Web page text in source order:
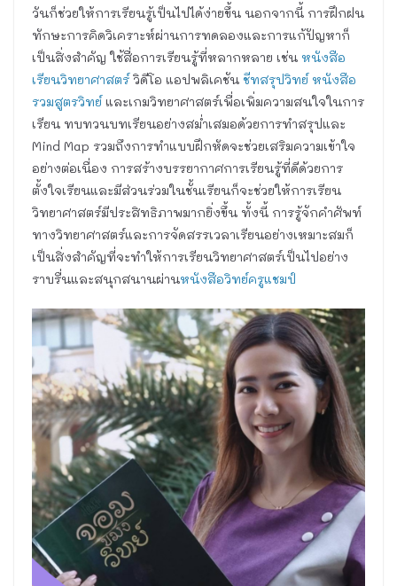
วันก็ช่วยให้การเรียนรู้เป็นไปได้ง่ายขึ้น นอกจากนี้ การฝึกฝน
ทักษะการคิดวิเคราะห์ผ่านการทดลองและการแก้ปัญหาก็
เป็นสิ่งสำคัญ ใช้สื่อการเรียนรู้ที่หลากหลาย เช่น หนังสือ
เรียนวิทยาศาสตร์วิดีโอ แอปพลิเคชัน ชีทสรุปวิทย์ หนังสือ
รวมสูตรวิทย์และเกมวิทยาศาสตร์เพื่อเพิ่มความสนใจในการ
เรียน ทบทวนบทเรียนอย่างสม่ำเสมอด้วยการทำสรุปและ
Mind Map รวมถึงการทำแบบฝึกหัดจะช่วยเสริมความเข้าใจ
อย่างต่อเนื่อง การสร้างบรรยากาศการเรียนรู้ที่ดีด้วยการ
ตั้งใจเรียนและมีส่วนร่วมในชั้นเรียนก็จะช่วยให้การเรียน
วิทยาศาสตร์มีประสิทธิภาพมากยิ่งขึ้น ทั้งนี้ การรู้จักคำศัพท์
ทางวิทยาศาสตร์และการจัดสรรเวลาเรียนอย่างเหมาะสมก็
เป็นสิ่งสำคัญที่จะทำให้การเรียนวิทยาศาสตร์เป็นไปอย่าง
ราบรื่นและสนุกสนานผ่านหนังสือวิทย์ครูแชมป์